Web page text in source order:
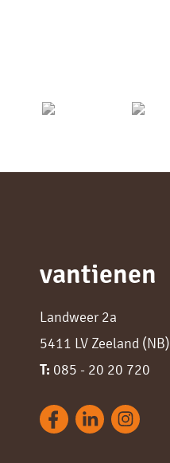
vantienen
Landweer 2a
5411 LV Zeeland (NB)
T: 085 - 20 20 720